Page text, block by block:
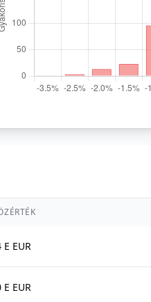
EUR
EUR